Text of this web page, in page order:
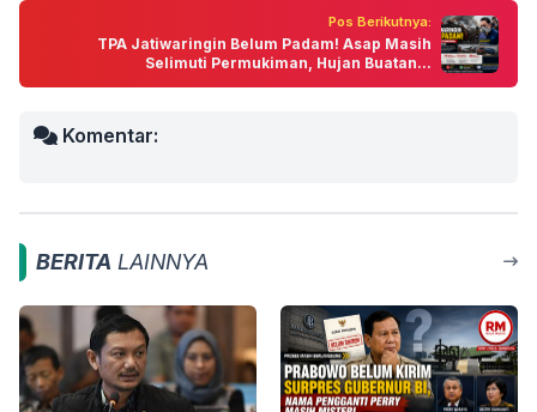
Pos Berikutnya:
TPA Jatiwaringin Belum Padam! Asap Masih
Selimuti Permukiman, Hujan Buatan...
Komentar:
BERITA LAINNYA